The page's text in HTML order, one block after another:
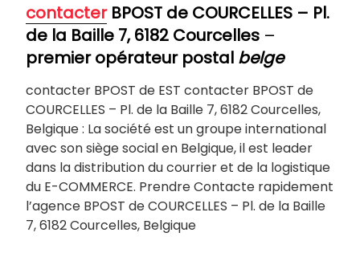
contacterBPOST de COURCELLES – Pl.
de la Baille 7, 6182 Courcelles –
premier opérateur postal belge
contacter BPOST de EST contacter BPOST de
COURCELLES – Pl. de la Baille 7, 6182 Courcelles,
Belgique : La société est un groupe international
avec son siège social en Belgique, il est leader
dans la distribution du courrier et de la logistique
du E-COMMERCE. Prendre Contacte rapidement
l’agence BPOST de COURCELLES – Pl. de la Baille
7, 6182 Courcelles, Belgique